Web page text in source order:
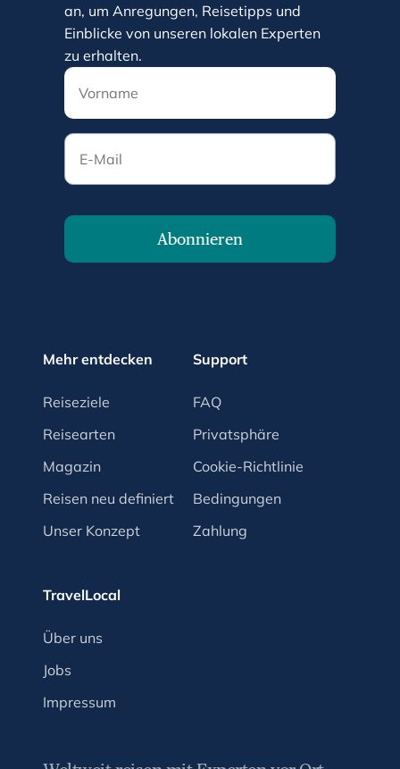
an, um Anregungen, Reisetipps und
Einblicke von unseren lokalen Experten
zu erhalten.
E-Mail
Abonnieren
Mehr entdecken
Reiseziele
Reisearten
Magazin
Reisen neu definiert
Unser Konzept
Support
FAQ
Privatsphäre
Cookie-Richtlinie
Bedingungen
Zahlung
TravelLocal
Über uns
Jobs
Impressum